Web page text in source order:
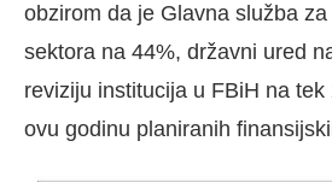
obzirom da je Glavna služba
sektora na 44%, državni ured
reviziju institucija u FBiH na
ovu godinu planiranih